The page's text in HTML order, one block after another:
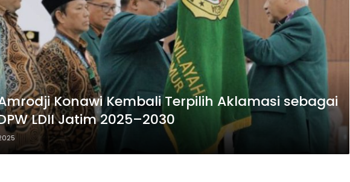
Konawi Kembali Terpilih Aklamasi sebagai
LDII Jatim 2025–2030